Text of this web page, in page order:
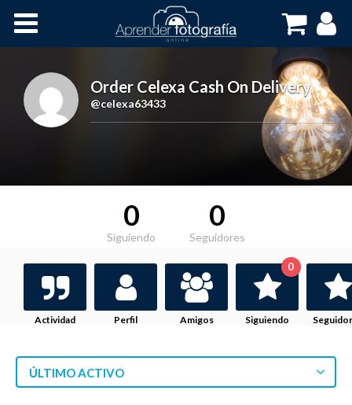
Cursos OnLine
Order Celexa Cash On Delivery,
@celexa63433
0
Siguiendo
0
Seguidores
Actividad Perfil Amigos Siguiendo
0
ÚLTIMO ACTIVO